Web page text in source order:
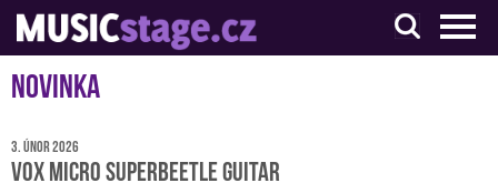
S muzikanty pro muzikanty
Novinka
3. únor 2026
Vox Micro Superbeetle Guitar